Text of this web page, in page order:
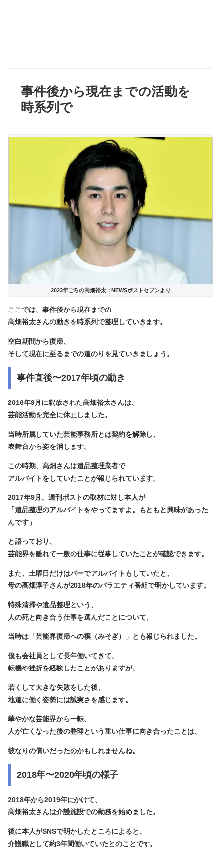
事件後から現在までの活動を
時系列で
2023年ごろの高畑裕太：NEWSポストセブンより
ここでは、事件後から現在までの
高畑裕太さんの動きを時系列で整理していきます。
空白期間から復帰、
そして現在に至るまでの道のりを見ていきましょう。
事件直後〜2017年頃の動き
2016年9月に釈放された高畑裕太さんは、
芸能活動を完全に休止しました。
当時所属していた芸能事務所とは契約を解除し、
表舞台から姿を消します。
この時期、高畑さんは遺品整理業者で
アルバイトをしていたことが報じられています。
2017年9月、週刊ポストの取材に対し本人が
「遺品整理のアルバイトをやってますよ。もともと興味があった
んです」
と語っており、
芸能界を離れて一般の仕事に従事していたことが確認できます。
また、土曜日だけはバーでアルバイトもしていたと、
母の高畑淳子さんが2018年のバラエティ番組で明かしています。
特殊清掃や遺品整理という、
人の死と向き合う仕事を選んだことについて、
当時は「芸能界復帰への禊（みそぎ）」とも報じられました。
僕も会社員として長年働いてきて、
転機や挫折を経験したことがありますが、
若くして大きな失敗をした後、
地道に働く姿勢には誠実さを感じます。
華やかな芸能界から一転、
人が亡くなった後の整理という重い仕事に向き合ったことは、
彼なりの償いだったのかもしれませんね。
2018年〜2020年頃の様子
2018年から2019年にかけて、
高畑裕太さんは介護施設での勤務を始めました。
後に本人がSNSで明かしたところによると、
介護職として約3年間働いていたとのことです。